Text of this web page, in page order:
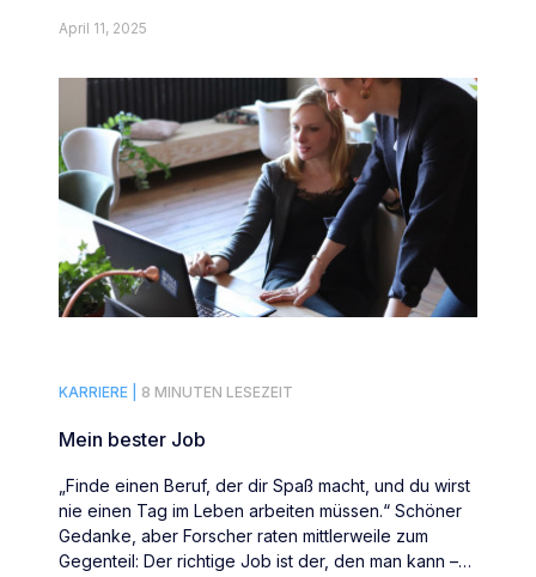
April 11, 2025
KARRIERE | 8 MINUTEN LESEZEIT
Mein bester Job
„Finde einen Beruf, der dir Spaß macht, und du wirst
nie einen Tag im Leben arbeiten müssen.“ Schöner
Gedanke, aber Forscher raten mittlerweile zum
Gegenteil: Der richtige Job ist der, den man kann –